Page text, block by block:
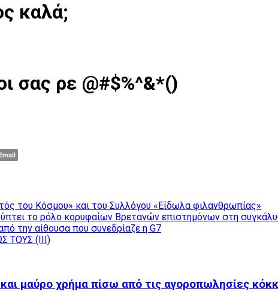
καλά;
σας ρε @#$%^&*()
του Κόσμου» και του Συλλόγου «Είδωλα φιλανθρωπίας»
το ρόλο κορυφαίων Βρετανών επιστημόνων στη
την αίθουσα που συνεδρίαζε η G7
ΤΟΥΣ (IΙΙ)
μαύρο χρήμα πίσω από τις αγοροπωλησίες